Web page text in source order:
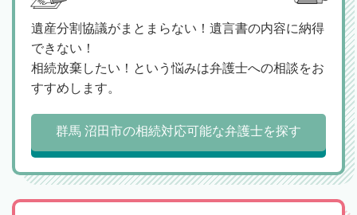
遺産分割協議がまとまらない！遺言書の内容に納得
できない！
相続放棄したい！という悩みは弁護士への相談をお
すすめします。
群馬 沼田市の相続対応可能な弁護士を探す